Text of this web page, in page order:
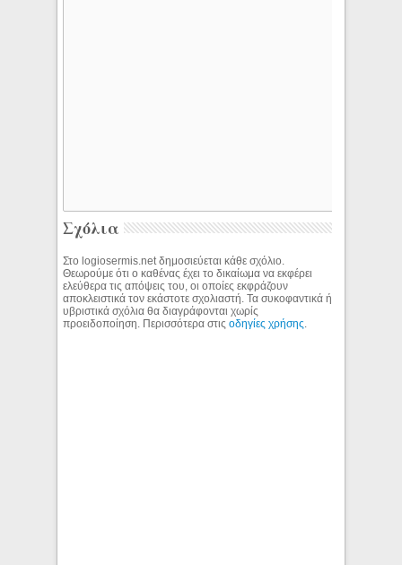
Σχόλια
Στο logiosermis.net δημοσιεύεται κάθε σχόλιο.
Θεωρούμε ότι ο καθένας έχει το δικαίωμα να εκφέρει
ελεύθερα τις απόψεις του, οι οποίες εκφράζουν
αποκλειστικά τον εκάστοτε σχολιαστή. Τα συκοφαντικά ή
υβριστικά σχόλια θα διαγράφονται χωρίς
προειδοποίηση. Περισσότερα στιςοδηγίες χρήσης